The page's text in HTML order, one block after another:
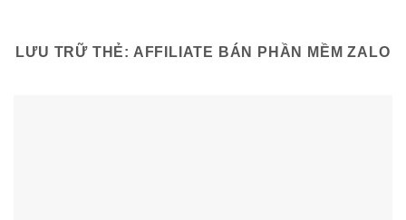
LƯU TRỮ THẺ: AFFILIATE BÁN PHẦN MỀM ZALO